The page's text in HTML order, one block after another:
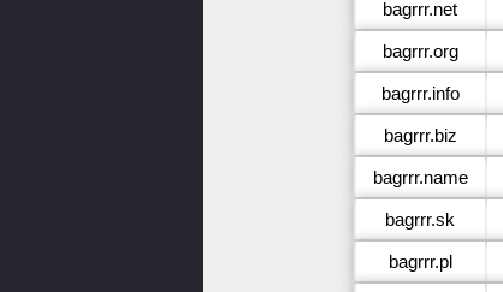
bagrrr.net
bagrrr.org
bagrrr.info
bagrrr.biz
bagrrr.name
bagrrr.sk
bagrrr.pl